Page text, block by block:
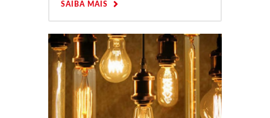
SAIBA MAIS